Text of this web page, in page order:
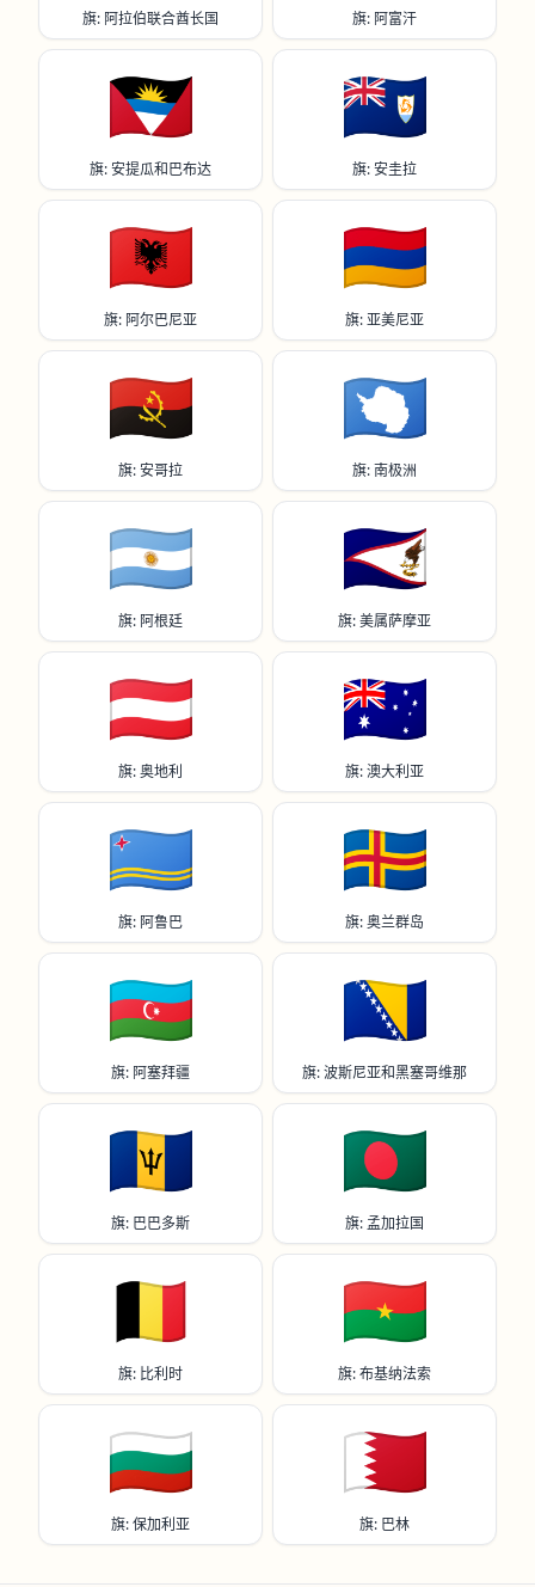
旗: 阿拉伯联合酋长国 旗: 阿富汗
🇦🇬
旗: 安提瓜和巴布达
🇦🇮
旗: 安圭拉
🇦🇱
旗: 阿尔巴尼亚
🇦🇲
旗: 亚美尼亚
🇦🇴
旗: 安哥拉
🇦🇶
旗: 南极洲
🇦🇷
旗: 阿根廷
🇦🇸
旗: 美属萨摩亚
🇦🇹
旗: 奥地利
🇦🇺
旗: 澳大利亚
🇦🇼
旗: 阿鲁巴
🇦🇽
旗: 奥兰群岛
🇦🇿
旗: 阿塞拜疆
🇧🇦
旗: 波斯尼亚和黑塞哥维那
🇧🇧
旗: 巴巴多斯
🇧🇩
旗: 孟加拉国
🇧🇪
旗: 比利时
🇧🇫
旗: 布基纳法索
🇧🇬
旗: 保加利亚
🇧🇭
旗: 巴林